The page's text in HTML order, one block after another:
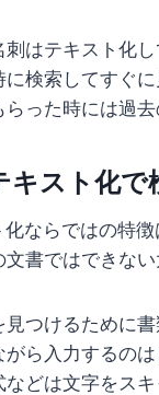
はテキスト化
に検索してすぐ
った時には過
キスト化
化ならではの特
書ではできない
つけるために
ら入力するの
などは文字をス